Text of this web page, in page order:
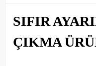
SIFIR
ÇIKMA